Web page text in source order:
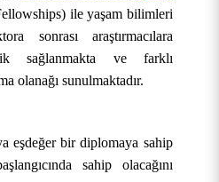
ile yaşam bilimleri
sonrası araştırmacılara
sağlanmakta ve farklı
olanağı sunulmaktadır.
eşdeğer bir diplomaya sahip
sahip olacağını